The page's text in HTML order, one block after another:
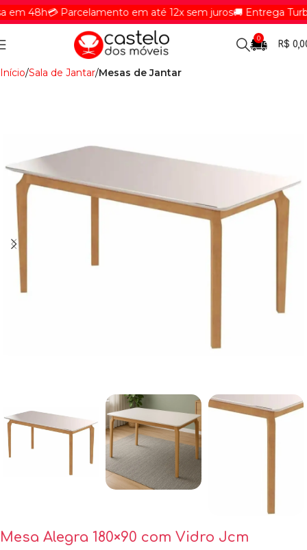
48h💳 Parcelamento em até 12x sem juros🚚 Entrega
0
R$
Início Sala de Jantar Mesas de Jantar
Mesa Alegra 180×90 com Vidro Jcm